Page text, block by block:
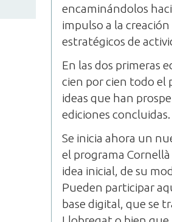
encaminándolos
impulso a la
estratégicos de
En las dos primeras
cien por cien todo el
ideas que han
ediciones concluidas.
Se inicia ahora un
el programa
idea inicial, de su
Pueden participar
base digital, que se